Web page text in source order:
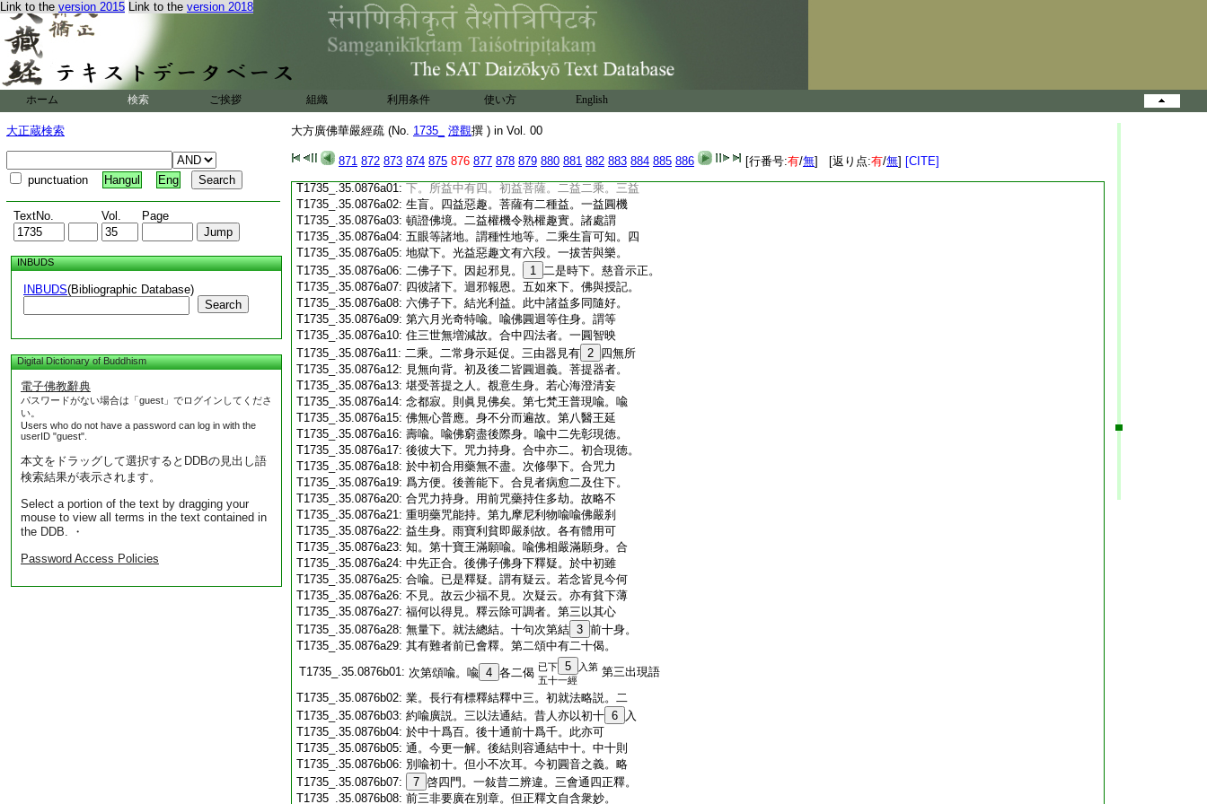
Link to the version 2015 Link to the version 2018
ホーム 検索 ご挨拶 組織 利用条件 使い方 English
大正蔵検索
punctuation Hangul Eng
TextNo. Vol. Page
INBUDS
INBUDS(Bibliographic Database)
Search
Digital Dictionary of Buddhism
電子佛教辭典
パスワードがない場合は「guest」でログインしてくださ
い。
Users who do not have a password can log in with the
userID "guest".
本文をドラッグして選択するとDDBの見出し語
検索結果が表示されます。
Select a portion of the text by dragging your
mouse to view all terms in the text contained in
the DDB. ・
Password Access Policies
大方廣佛華嚴經疏 (No. 1735_ 澄觀撰 ) in Vol. 00
871 872 873 874 875 876 877 878 879 880 881 882 883 884 885 886 [行番号:有/無] [返り点:有/無] [CITE]
T1735_.35.0875c19:命。即犯四重禁作五逆罪。此四至惡猶有
T1735_.35.0875c20: 佛性。亦爲饒益令離苦集。後佛子如來下。
T1735_.35.0875c21:廣顯中二。先能益光後所益衆。今初二。先
T1735_.35.0875c22:
列十光。後結分齊。今初。十中初三成二莊
嚴慧中二句。一普照事。一照淨理。次三成
T1735_.35.0875c24:三慧。初二成聞慧。後一成思修。後四成四
T1735_.35.0875c25:智。大圓鏡智。無住普照故。平等性智。絶戲
T1735_.35.0875c26:
論故。妙觀察智。隨應演故。成所作智。嚴土
T1735_.35.0875c27:
化生故。佛子下結數分齊。以日有千光
T1735_.35.0875c28: 故。結云千實乃無數。五百照下者。五位自
T1735_.35.0876a01: 下。所益中有四。初益菩薩。二益二乘。三益
T1735_.35.0876a02: 生盲。四益惡趣。菩薩有二種益。一益圓機
T1735_.35.0876a03: 頓證佛境。二益權機令熟權趣實。諸處謂
T1735_.35.0876a04: 五眼等諸地。謂種性地等。二乘生盲可知。四
T1735_.35.0876a05: 地獄下。光益惡趣文有六段。一拔苦與樂。
T1735_.35.0876a06: 二佛子下。因起邪見。 1 二是時下。慈音示正。
T1735_.35.0876a07: 四彼諸下。迴邪報恩。五如來下。佛與授記。
T1735_.35.0876a08: 六佛子下。結光利益。此中諸益多同隨好。
T1735_.35.0876a09: 第六月光奇特喩。喩佛圓迴等住身。謂等
T1735_.35.0876a10: 住三世無増減故。合中四法者。一圓智映
T1735_.35.0876a11: 二乘。二常身示延促。三由器見有 2 四無所
T1735_.35.0876a12: 見無向背。初及後二皆圓迴義。菩提器者。
T1735_.35.0876a13: 堪受菩提之人。覩意生身。若心海澄清妄
T1735_.35.0876a14: 念都寂。則眞見佛矣。第七梵王普現喩。喩
T1735_.35.0876a15: 佛無心普應。身不分而遍故。第八醫王延
T1735_.35.0876a16: 壽喩。喩佛窮盡後際身。喩中二先彰現徳。
T1735_.35.0876a17: 後彼大下。咒力持身。合中亦二。初合現徳。
T1735_.35.0876a18: 於中初合用藥無不盡。次修學下。合咒力
T1735_.35.0876a19: 爲方便。後善能下。合見者病愈二及住下。
T1735_.35.0876a20: 合咒力持身。用前咒藥持住多劫。故略不
T1735_.35.0876a21: 重明藥咒能持。第九摩尼利物喩喩佛嚴刹
T1735_.35.0876a22: 益生身。雨寶利貧即嚴刹故。各有體用可
T1735_.35.0876a23: 知。第十寶王滿願喩。喩佛相嚴滿願身。合
T1735_.35.0876a24: 中先正合。後佛子佛身下釋疑。於中初雖
T1735_.35.0876a25: 合喩。已是釋疑。謂有疑云。若念皆見今何
T1735_.35.0876a26: 不見。故云少福不見。次疑云。亦有貧下薄
T1735_.35.0876a27: 福何以得見。釋云除可調者。第三以其心
T1735_.35.0876a28: 無量下。就法總結。十句次第結 3 前十身。
T1735_.35.0876a29: 其有難者前已會釋。第二頌中有二十偈。
T1735_.35.0876b01: 次第頌喩。喩 4 各二偈 已下 5
入第
五十一經
第三出現語
T1735_.35.0876b02: 業。長行有標釋結釋中三。初就法略説。二
T1735_.35.0876b03: 約喩廣説。三以法通結。昔人亦以初十 6
入
T1735_.35.0876b04: 於中十爲百。後十通前十爲千。此亦可
T1735_.35.0876b05: 通。今更一解。後結則容通結中十。中十則
T1735_.35.0876b06: 別喩初十。但小不次耳。今初圓音之義。略
T1735_.35.0876b07:
7 啓四門。一敍昔二辨違。三會通四正釋。
T1735_.35.0876b08: 前三非要廣在別章。但正釋文自含衆妙。